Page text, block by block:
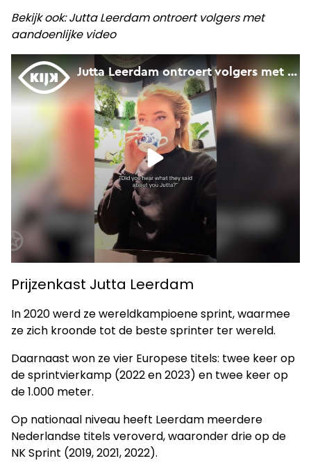
Bekijk ook: Jutta Leerdam ontroert volgers met
aandoenlijke video
Prijzenkast Jutta Leerdam
In 2020 werd ze wereldkampioene sprint, waarmee
ze zich kroonde tot de beste sprinter ter wereld.
Daarnaast won ze vier Europese titels: twee keer op
de sprintvierkamp (2022 en 2023) en twee keer op
de 1.000 meter.
Op nationaal niveau heeft Leerdam meerdere
Nederlandse titels veroverd, waaronder drie op de
NK Sprint (2019, 2021, 2022).